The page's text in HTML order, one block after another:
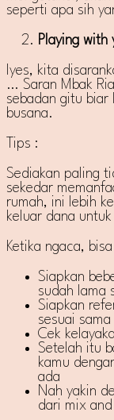
seperti apa sih
Playing
Iyes, kita
… Saran Mbak
sebadan gitu biar
busana.
Tips :
Sediakan paling
sekedar
rumah, ini lebih
keluar dana
Ketika ngaca,
Siapkan
sudah lama
Siapkan
sesuai
Cek
Setelah itu
kamu
ada
Nah yakin
dari mix